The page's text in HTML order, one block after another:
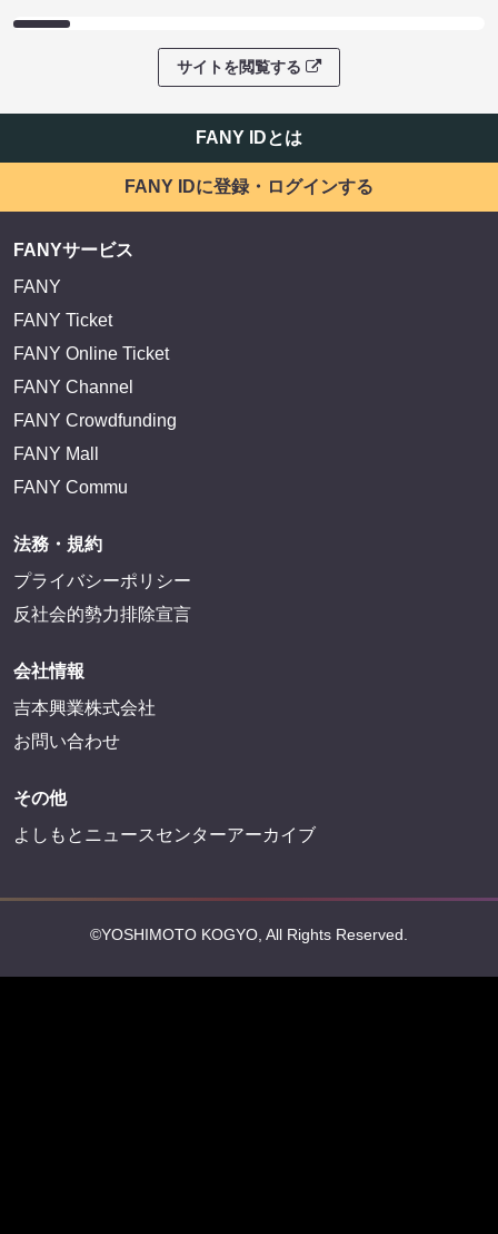
サイトを閲覧する
FANY IDとは
FANY IDに登録・ログインする
FANYサービス
FANY
FANY Ticket
FANY Online Ticket
FANY Channel
FANY Crowdfunding
FANY Mall
FANY Commu
法務・規約
プライバシーポリシー
反社会的勢力排除宣言
会社情報
吉本興業株式会社
お問い合わせ
その他
よしもとニュースセンターアーカイブ
©YOSHIMOTO KOGYO, All Rights Reserved.